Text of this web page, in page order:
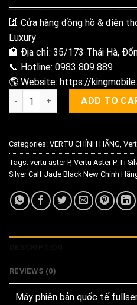
🕍 Cửa hàng đồng hồ & điện
Luxury
🏣 Địa chỉ: 35/173 Thái Hà,
📞 Hotline: 0983 809 889
🌎 Website: https://
Vertu Aster P Ti Silver Calf
ADD TO
Categories: VERTU CHÍNH HÃNG,
Tags: vertu aster P, Vertu Aster P Ti
Silver Calf Jade Black New Chính
REVIEWS (0)
Máy phiên bản quốc tế